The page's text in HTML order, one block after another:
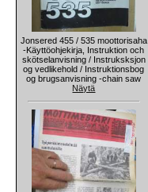
Jonsered 455 / 535 moottorisaha
-Käyttöohjekirja, Instruktion och
skötselanvisning / Instruksksjon
og vedlikehold / Instruktionsbog
og brugsanvisning -chain saw
Näytä